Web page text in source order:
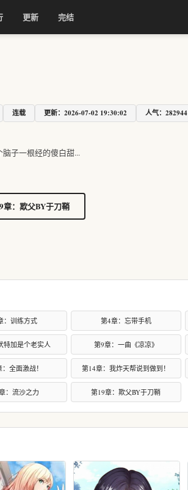
更新 完结
连载 更新：2026-07-02 19:30:02 人气：282944
子一根经的傻白甜...
章：欺父BY于刀鞘
：训练方式 第4章：忘带手机
特加是个老实人 第9章：一曲《凉凉》
全面激战！ 第14章：我炸天帮说到做到！
：流沙之力 第19章：欺父BY于刀鞘